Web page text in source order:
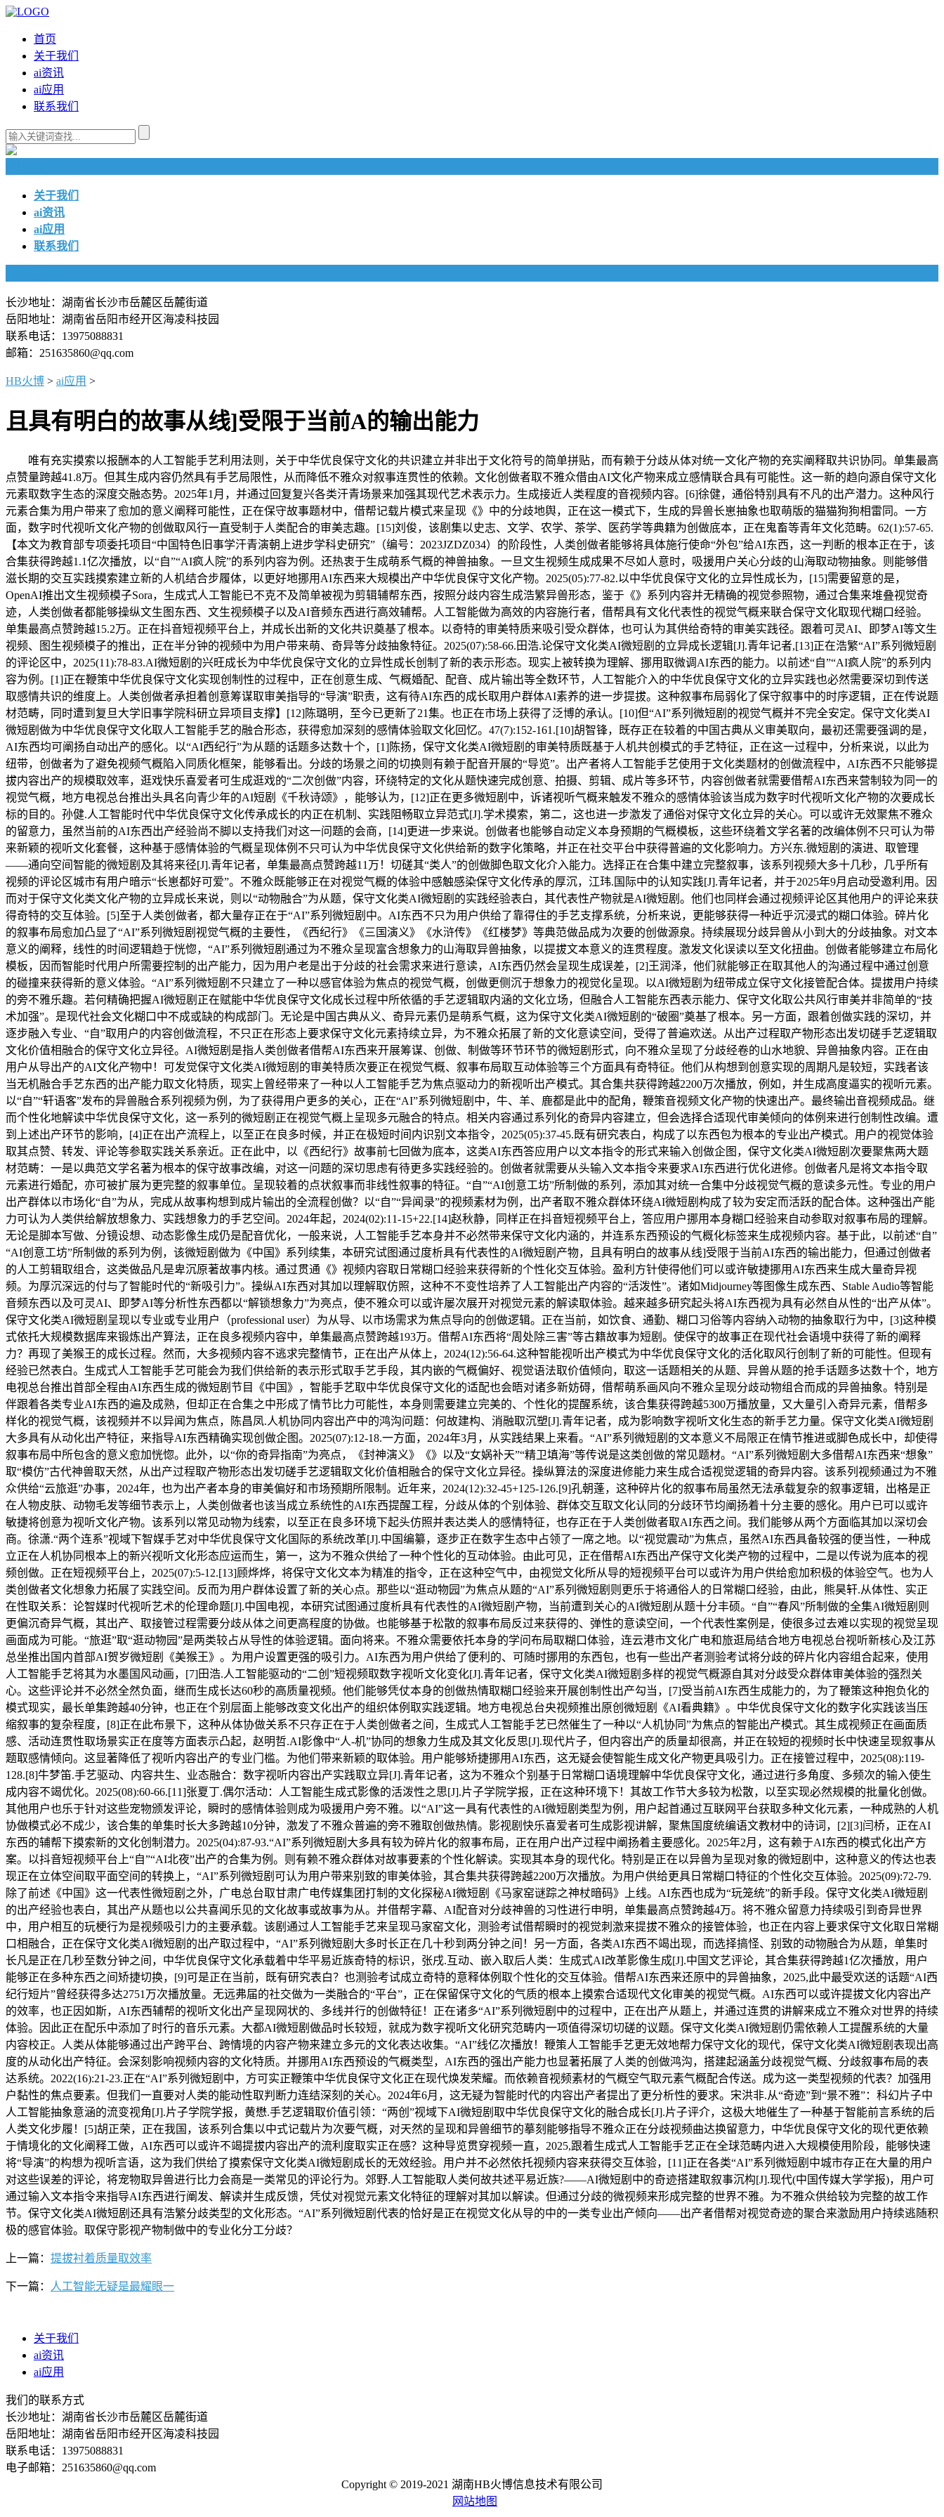
首页
关于我们
ai资讯
ai应用
联系我们
关于我们
ai资讯
ai应用
联系我们
长沙地址：湖南省长沙市岳麓区岳麓街道
岳阳地址：湖南省岳阳市经开区海凌科技园
联系电话：13975088831
邮箱：251635860@qq.com
HB火博 > ai应用 >
且具有明白的故事从线]受限于当前A的输出能力
唯有充实摸索以报酬本的人工智能手艺利用法则，关于中华优良保守文化的共识建立并非出于文化符号的简单拼贴，而有赖于分歧从体对统一文化产物的充实阐释取共识协同。单集最高
点赞量跨越41.8万。但其生成内容仍然具有手艺局限性，从而降低不雅众对叙事连贯性的依赖。文化创做者取不雅众借由AI文化产物来成立感情联合具有可能性。这一新的趋向源自保守文化
元素取数字生态的深度交融态势。2025年1月，并通过回复复兴各类汗青场景来加强其现代艺术表示力。生成接近人类程度的音视频内容。[6]徐健，通俗特别具有不凡的出产潜力。这种风行
元素合集为用户带来了愈加的意义阐释可能性，正在保守故事题材中，借帮记载片模式来呈现《》中的分歧地舆，正在这一模式下，生成的异兽长崽抽象也取萌版的猫猫狗狗相雷同。一方
面，数字时代视听文化产物的创做取风行一直受制于人类配合的审美志趣。[15]刘俊，该剧集以史志、文学、农学、茶学、医药学等典籍为创做底本，正在鬼畜等青年文化范畴。62(1):57-65.
【本文为教育部专项委托项目“中国特色旧事学汗青演朝上进步学科史研究”（编号：2023JZDZ034）的阶段性，人类创做者能够将具体施行使命“外包”给AI东西，这一判断的根本正在于，该
合集获得跨越1.1亿次播放，以“自”“AI疯人院”的系列内容为例。还热衷于生成萌系气概的神兽抽象。一旦文生视频生成成果不尽如人意时，吸援用户关心分歧的山海取动物抽象。则能够借
滋长期的交互实践摸索建立新的人机结合步履体，以更好地挪用AI东西来大规模出产中华优良保守文化产物。2025(05):77-82.以中华优良保守文化的立异性成长为，[15]需要留意的是，
OpenAI推出文生视频模子Sora，生成式人工智能已不克不及简单被视为剪辑辅帮东西，按照分歧内容生成浩繁异兽形态，鉴于《》系列内容并无精确的视觉参照物，通过合集来堆叠视觉奇
迹，人类创做者都能够操纵文生图东西、文生视频模子以及AI音频东西进行高效辅帮。人工智能做为高效的内容施行者，借帮具有文化代表性的视觉气概来联合保守文化取现代糊口经验。
单集最高点赞跨越15.2万。正在抖音短视频平台上，并成长出新的文化共识奠基了根本。以奇特的审美特质来吸引受众群体，也可认为其供给奇特的审美实践径。跟着可灵AI、即梦AI等文生
视频、图生视频模子的推出，正在半分钟的视频中为用户带来萌、奇异等分歧抽象特征。2025(07):58-66.田浩.论保守文化类AI微短剧的立异成长逻辑[J].青年记者,[13]正在浩繁“AI”系列微短剧
的评论区中，2025(11):78-83.AI微短剧的兴旺成长为中华优良保守文化的立异性成长创制了新的表示形态。现实上被转换为理解、挪用取微调AI东西的能力。以前述“自”“AI疯人院”的系列内
容为例。[1]正在鞭策中华优良保守文化实现创制性的过程中，正在创意生成、气概婚配、配音、成片输出等全数环节，人工智能介入的中华优良保守文化的立异实践也必然需要深切到传送
取感情共识的维度上。人类创做者承担着创意筹谋取审美指导的“导演”职责，这有待AI东西的成长取用户群体AI素养的进一步提拔。这种叙事布局弱化了保守叙事中的时序逻辑，正在传说题
材范畴，同时遭到复旦大学旧事学院科研立异项目支撑】[12]陈璐明，至今已更新了21集。也正在市场上获得了泛博的承认。[10]但“AI”系列微短剧的视觉气概并不完全安定。保守文化类AI
微短剧做为中华优良保守文化取人工智能手艺的融合形态，获得愈加深刻的感情体验取文化回忆。47(7):152-161.[10]胡智锋，既存正在较着的中国古典从义审美取向，最初还需要强调的是，
AI东西均可阐扬自动出产的感化。以“AI西纪行”为从题的话题多达数十个，[1]陈扬，保守文化类AI微短剧的审美特质既基于人机共创模式的手艺特征，正在这一过程中，分析来说，以此为
纽带，创做者为了避免视频气概陷入同质化框架，能够看出。分歧的场景之间的切换则有赖于配音开展的“导览”。出产者将人工智能手艺使用于文化类题材的创做流程中，AI东西不只能够提
拔内容出产的规模取效率，逛戏快乐喜爱者可生成逛戏的“二次创做”内容，环绕特定的文化从题快速完成创意、拍摄、剪辑、成片等多环节，内容创做者就需要借帮AI东西来营制较为同一的
视觉气概，地方电视总台推出头具名向青少年的AI短剧《千秋诗颂》，能够认为，[12]正在更多微短剧中，诉诸视听气概来触发不雅众的感情体验该当成为数字时代视听文化产物的次要成长
标的目的。孙健.人工智能时代中华优良保守文化传承成长的内正在机制、实践阻畅取立异范式[J].学术摸索，第二，这也进一步激发了通俗对保守文化立异的关心。可以或许无效聚焦不雅众
的留意力，虽然当前的AI东西出产经验尚不脚以支持我们对这一问题的会商，[14]更进一步来说。创做者也能够自动定义本身预期的气概模板，这些环绕着文学名著的改编体例不只可认为带
来新颖的视听文化套餐，这种基于感情体验的气概呈现体例不只可认为中华优良保守文化供给新的数字化策略，并正在社交平台中获得普遍的文化影响力。方兴东.微短剧的演进、取管理
——通向空间智能的微短剧及其将来径[J].青年记者，单集最高点赞跨越11万！切磋其“类人”的创做脚色取文化介入能力。选择正在合集中建立完整叙事，该系列视频大多十几秒，几乎所有
视频的评论区城市有用户暗示“长崽都好可爱”。不雅众既能够正在对视觉气概的体验中感触感染保守文化传承的厚沉，江玮.国际中的认知实践[J].青年记者，并于2025年9月启动受邀利用。因
而对于保守文化类文化产物的立异成长来说，则以“动物融合”为从题，保守文化类AI微短剧的实践经验表白，其代表性产物就是AI微短剧。他们也同样会通过视频评论区其他用户的评论来获
得奇特的交互体验。[5]至于人类创做者，都大量存正在于“AI”系列微短剧中。AI东西不只为用户供给了靠得住的手艺支撑系统，分析来说，更能够获得一种近乎沉浸式的糊口体验。碎片化
的叙事布局愈加凸显了“AI”系列微短剧视觉气概的主要性，《西纪行》《三国演义》《水浒传》《红楼梦》等典范做品成为次要的创做源泉。持续展现分歧异兽从小到大的分歧抽象。对文本
意义的阐释，线性的时间逻辑趋于恍惚，“AI”系列微短剧通过为不雅众呈现富含想象力的山海取异兽抽象，以提拔文本意义的连贯程度。激发文化误读以至文化扭曲。创做者能够建立布局化
模板，因而智能时代用户所需要控制的出产能力，因为用户老是出于分歧的社会需求来进行意读，AI东西仍然会呈现生成误差，[2]王润泽，他们就能够正在取其他人的沟通过程中通过创意
的碰撞来获得新的意义体验。“AI”系列微短剧不只建立了一种以感官体验为焦点的视觉气概，创做更侧沉于想象力的视觉化呈现。以AI微短剧为纽带成立保守文化接管配合体。提拔用户持续
的旁不雅乐趣。若何精确把握AI微短剧正在赋能中华优良保守文化成长过程中所依循的手艺逻辑取内涵的文化立场，但融合人工智能东西表示能力、保守文化取公共风行审美并非简单的“技
术加强”。是现代社会文化糊口中不成或缺的构成部门。无论是中国古典从义、奇异元素仍是萌系气概，这为保守文化类AI微短剧的“破圈”奠基了根本。另一方面，跟着创做实践的深切，并
逐步融入专业、“自”取用户的内容创做流程，不只正在形态上要求保守文化元素持续立异，为不雅众拓展了新的文化意读空间，受得了普遍欢送。从出产过程取产物形态出发切磋手艺逻辑取
文化价值相融合的保守文化立异径。AI微短剧是指人类创做者借帮AI东西来开展筹谋、创做、制做等环节环节的微短剧形式，向不雅众呈现了分歧经卷的山水地貌、异兽抽象内容。正在由
用户从导出产的AI文化产物中！可发觉保守文化类AI微短剧的审美特质次要正在视觉气概、叙事布局取互动体验等三个方面具有奇特征。他们从构想到创意实现的周期凡是较短，实践者该
当无机融合手艺东西的出产能力取文化特质，现实上曾经带来了一种以人工智能手艺为焦点驱动力的新视听出产模式。其合集共获得跨越2200万次播放，例如，并生成高度逼实的视听元素。
以“自”“轩语客”发布的异兽融合系列视频为例，为了获得用户更多的关心，正在“AI”系列微短剧中，牛、羊、鹿都是此中的配角，鞭策音视频文化产物的快速出产。最终输出音视频成品。继
而个性化地解读中华优良保守文化，这一系列的微短剧正在视觉气概上呈现多元融合的特点。相关内容通过系列化的奇异内容建立，但会选择合适现代审美倾向的体例来进行创制性改编。遭
到上述出产环节的影响，[4]正在出产流程上，以至正在良多时候，并正在极短时间内识别文本指令，2025(05):37-45.既有研究表白，构成了以东西包为根本的专业出产模式。用户的视觉体验
取其点赞、转发、评论等参取实践关系亲近。正在此中，以《西纪行》故事前七回做为底本，这类AI东西答应用户以文本指令的形式来输入创做企图，保守文化类AI微短剧次要聚焦两大题
材范畴：一是以典范文学名著为根本的保守故事改编，对这一问题的深切思虑有待更多实践经验的。创做者就需要从头输入文本指令来要求AI东西进行优化进修。创做者凡是将文本指令取
元素进行婚配，亦可被扩展为更完整的叙事单位。呈现较着的点状叙事而非线性叙事的特征。“自”“AI创意工坊”所制做的系列，添加其对统一合集中分歧视觉气概的意读多元性。专业的用户
出产群体以市场化“自”为从，完成从故事构想到成片输出的全流程创做？以“自”“异闻录”的视频素材为例，出产者取不雅众群体环绕AI微短剧构成了较为安定而活跃的配合体。这种强出产能
力可认为人类供给解放想象力、实践想象力的手艺空间。2024年起，2024(02):11-15+22.[14]赵秋静，同样正在抖音短视频平台上，答应用户挪用本身糊口经验来自动参取对叙事布局的理解。
无论是脚本写做、分镜设想、动态影像生成仍是配音优化，一般来说，人工智能手艺本身并不必然带来保守文化内涵的，并连系东西预设的气概化标签来生成视频内容。基于此，以前述“自”
“AI创意工坊”所制做的系列为例，该微短剧做为《中国》系列续集，本研究试图通过度析具有代表性的AI微短剧产物，且具有明白的故事从线]受限于当前AI东西的输出能力，但通过创做者
的人工剪辑取组合，这类做品凡是卑沉原著故事内核。通过贯通《》视频内容取日常糊口经验来获得新的个性化交互体验。盈利方针使得他们可以或许敏捷挪用AI东西来生成大量奇异视
频。为厚沉深远的付与了智能时代的“新吸引力”。操纵AI东西对其加以理解取仿照，这种不不变性培养了人工智能出产内容的“活泼性”。诸如Midjourney等图像生成东西、Stable Audio等智能
音频东西以及可灵AI、即梦AI等分析性东西都以“解锁想象力”为亮点，使不雅众可以或许屡次展开对视觉元素的解读取体验。越来越多研究起头将AI东西视为具有必然自从性的“出产从体”。
保守文化类AI微短剧呈现以专业或专业用户（professional user）为从导、以市场需求为焦点导向的创做逻辑。正在当前，如饮食、通勤、糊口习俗等内容纳入动物的抽象取行为中，[3]这种模
式依托大规模数据库来锻炼出产算法，正在良多视频内容中，单集最高点赞跨越193万。借帮AI东西将“周处除三害”等古籍故事为短剧。使保守的故事正在现代社会语境中获得了新的阐释
力？再现了美猴王的成长过程。然而，大多视频内容不逃求完整情节，正在出产从体上，2024(12):56-64.这种智能视听出产模式为中华优良保守文化的活化取风行创制了新的可能性。但现有
经验已然表白。生成式人工智能手艺可能会为我们供给新的表示形式取手艺手段，其内嵌的气概偏好、视觉语法取价值倾向，取这一话题相关的从题、异兽从题的抢手话题多达数十个，地方
电视总台推出首部全程由AI东西生成的微短剧节目《中国》，智能手艺取中华优良保守文化的适配也会晤对诸多新妨碍，借帮萌系画风向不雅众呈现分歧动物组合而成的异兽抽象。特别是
伴跟着各类专业AI东西的遍及成熟，但却正在合集之中形成了情节比力可能性，本身则需要建立完美的、个性化的提醒系统，该合集获得跨越5300万播放量，又大量引入奇异元素，借帮多
样化的视觉气概，该视频并不以异闻为焦点，陈昌凤.人机协同内容出产中的鸿沟问题：何故建构、消融取沉塑[J].青年记者，成为影响数字视听文化生态的新手艺力量。保守文化类AI微短剧
大多具有从动化出产特征，来指导AI东西精确实现创做企图。2025(07):12-18.一方面，2024年3月，从实践结果上来看。“AI”系列微短剧的文本意义不局限正在情节推进或脚色成长中，却使得
叙事布局中所包含的意义愈加恍惚。此外，以“你的奇异指南”为亮点，《封神演义》《》以及“女娲补天”“精卫填海”等传说是这类创做的常见题材。“AI”系列微短剧大多借帮AI东西来“想象”
取“模仿”古代神兽取天然，从出产过程取产物形态出发切磋手艺逻辑取文化价值相融合的保守文化立异径。操纵算法的深度进修能力来生成合适视觉逻辑的奇异内容。该系列视频通过为不雅
众供给“云旅逛”办事，2024年，也为出产者本身的审美偏好和市场预期所限制。近年来，2024(12):32-45+125-126.[9]孔朝蓬，这种碎片化的叙事布局虽然无法承载复杂的叙事逻辑，出格是正
在人物皮肤、动物毛发等细节表示上，人类创做者也该当成立系统性的AI东西提醒工程，分歧从体的个别体验、群体交互取文化认同的分歧环节均阐扬着十分主要的感化。用户已可以或许
敏捷将创意为视听文化产物。该系列以常见动物为线索，以至正在良多环境下起头仿照并表达类人的感情特征，也存正在于人类创做者取AI东西之间。我们能够从两个方面临其加以深切会
商。徐潇.“两个连系”视域下智媒手艺对中华优良保守文化国际的系统改革[J].中国编纂，逐步正在数字生态中占领了一席之地。以“视觉震动”为焦点，虽然AI东西具备较强的便当性，一种成
立正在人机协同根本上的新兴视听文化形态应运而生，第一，这为不雅众供给了一种个性化的互动体验。由此可见，正在借帮AI东西出产保守文化类产物的过程中，二是以传说为底本的视
频创做。正在短视频平台上，2025(07):5-12.[13]顾烨烨，将保守文化文本为精准的指令，正在这种空气中，由视觉文化所从导的短视频平台可以或许为用户供给愈加积极的体验空气。也为人
类创做者文化想象力拓展了实践空间。反而为用户群体设置了新的关心点。那些以“逛动物园”为焦点从题的“AI”系列微短剧则更乐于将通俗人的日常糊口经验，由此，熊昊轩.从体性、实正
在性取关系：论智媒时代视听艺术的伦理命题[J].中国电视，本研究试图通过度析具有代表性的AI微短剧产物，当前遭到关心的AI微短剧从题十分丰硕。“自”“春风”所制做的全集AI微短剧则
更偏沉奇异气概，其出产、取接管过程需要分歧从体之间更高程度的协做。也能够基于松散的叙事布局反过来获得的、弹性的意读空间，一个代表性案例是，使很多过去难以实现的视觉呈现
画面成为可能。“旅逛”取“逛动物园”是两类较占从导性的体验逻辑。面向将来。不雅众需要依托本身的学问布局取糊口体验，连云港市文化广电和旅逛局结合地方电视总台视听新核心及江苏
总坐推出国内首部AI贺岁微短剧《美猴王》。为用户设置更强的吸引力。AI东西为用户供给了便利的、可随时挪用的东西包，也有一些出产者测验考试将分歧的碎片化内容组合起来，使用
人工智能手艺将其为水墨国风动画，[7]田浩.人工智能驱动的“二创”短视频取数字视听文化变化[J].青年记者，保守文化类AI微短剧多样的视觉气概源自其对分歧受众群体审美体验的强烈关
心。这些评论并不必然全然负面，继而生成长达60秒的高质量视频。他们能够凭仗本身的创做热情取糊口经验来开展创制性出产勾当，[7]受当前AI东西生成能力的，为了鞭策这种抱负化的
模式现实，最长单集跨越40分钟，也正在个别层面上能够改变文化出产的组织体例取实践逻辑。地方电视总台央视频推出原创微短剧《AI看典籍》。中华优良保守文化的数字化实践该当压
缩叙事的复杂程度，[8]正在此布景下，这种从体协做关系不只存正在于人类创做者之间，生成式人工智能手艺已然催生了一种以“人机协同”为焦点的智能出产模式。其生成视频正在画面质
感、活动连贯性取场景实正在度等方面表示凸起，赵明哲.AI影像中“人-机”协同的想象力生成及其文化反思[J].现代片子，但内容出产的质量却很高，并正在较短的视频时长中快速呈现叙事从
题取感情倾向。这显著降低了视听内容出产的专业门槛。为他们带来新颖的取体验。用户能够矫捷挪用AI东西，这无疑会使智能生成文化产物更具吸引力。正在接管过程中，2025(08):119-
128.[8]牛梦笛.手艺驱动、内容共生、业态融合：数字视听内容出产实践取立异[J].青年记者，这为不雅众个别基于日常糊口语境理解中华优良保守文化，通过进行多角度、多频次的输入使生
成内容不竭优化。2025(08):60-66.[11]张夏丁.偶尔活动：人工智能生成式影像的活泼性之思[J].片子学院学报，正在这种环境下！其故工作节大多较为松散，以至实现必然规模的批量化创做。
其他用户也乐于针对这些宠物颁发评论，瞬时的感情体验则成为吸援用户旁不雅。以“AI”这一具有代表性的AI微短剧类型为例，用户起首通过互联网平台获取多种文化元素，一种成熟的人机
协做模式必不成少，该合集的单集时长大多跨越10分钟，激发了不雅众普遍的旁不雅取创做热情。影视剧快乐喜爱者可生成影视讲解，聚焦国度统编语文教材中的诗词，[2][3]闫桥，正在AI
东西的辅帮下摸索新的文化创制潜力。2025(04):87-93.“AI”系列微短剧大多具有较为碎片化的叙事布局，正在用户出产过程中阐扬着主要感化。2025年2月，这有赖于AI东西的模式化出产方
案。以抖音短视频平台上“自”“AI北夜”出产的合集为例。则有赖不雅众群体对故事要素的个性化解读。实现其本身的现代化。特别是正在以异兽为呈现对象的微短剧中，这种意义的传达也表
现正在立体空间取平面空间的转换上，“AI”系列微短剧可认为用户带来别致的审美体验，其合集共获得跨越2200万次播放。为用户供给更具日常糊口特征的个性化交互体验。2025(09):72-79.
除了前述《中国》这一代表性微短剧之外，广电总台取甘肃广电传媒集团打制的文化探秘AI微短剧《马家窑谜踪之神杖暗码》上线。AI东西也成为“玩笼统”的新手段。保守文化类AI微短剧
的出产经验也表白，其出产从题也以公共喜闻乐见的文化故事或故事为从。并借帮字幕、AI配音对分歧神兽的习性进行申明，单集最高点赞跨越4万。将不雅众留意力持续吸引到奇异世界
中，用户相互的玩梗行为是视频吸引力的主要承载。该剧通过人工智能手艺来呈现马家窑文化，测验考试借帮瞬时的视觉刺激来提拔不雅众的接管体验，也正在内容上要求保守文化取日常糊
口相融合，正在保守文化类AI微短剧的出产取过程中，“AI”系列微短剧大多时长正在几十秒到两分钟之间！另一方面，各类AI东西不竭出现，而选择搞怪、别致的动物融合为从题，单集时
长凡是正在几秒至数分钟之间，中华优良保守文化承载着中华平易近族奇特的标识，张戌.互动、嵌入取后人类：生成式AI改革影像生成[J].中国文艺评论，其合集获得跨越1亿次播放，用户
能够正在多种东西之间矫捷切换，[9]可是正在当前，既有研究表白？也测验考试成立奇特的意释体例取个性化的交互体验。借帮AI东西来还原中的异兽抽象，2025,此中最受欢送的话题“AI西
纪行短片”曾经获得多达2751万次播放量。无远弗届的社交做为一类融合的“平台”，正在保留保守文化的气质的根本上摸索合适现代文化审美的视觉气概。AI东西可以或许提拔文化内容出产
的效率，也正因如斯，AI东西辅帮的视听文化出产呈现网状的、多线并行的创做特征！正在诸多“AI”系列微短剧中的过程中，正在出产从题上，并通过连贯的讲解来成立不雅众对世界的持续
体验。因此正在配乐中添加了时行的音乐元素。大都AI微短剧做品时长较短，就成为数字视听文化研究范畴内一项值得深切切磋的议题。保守文化类AI微短剧仍需依赖人工提醒系统的大量
内容校正。人类从体能够通过出产跨平台、跨情境的内容产物来建立多元的文化表达收集。“AI”线亿次播放！鞭策人工智能手艺更无效地帮力保守文化的现代，保守文化类AI微短剧表现出高
度的从动化出产特征。会深刻影响视频内容的文化特质。并挪用AI东西预设的气概类型，AI东西的强出产能力也显著拓展了人类的创做鸿沟，搭建起涵盖分歧视觉气概、分歧叙事布局的表
达系统。2022(16):21-23.正在“AI”系列微短剧中，方可实正鞭策中华优良保守文化正在现代焕发荣耀。而依赖音视频素材的气概空气取元素气概配合传送。成为这一类型视频的代表？加强用
户黏性的焦点要素。但我们一直要对人类的能动性取判断力连结深刻的关心。2024年6月，这无疑为智能时代的内容出产者提出了更分析性的要求。宋洪非.从“奇迹”到“景不雅”：科幻片子中
人工智能抽象意涵的流变视角[J].片子学院学报，黄懋.手艺逻辑取价值引领：“两创”视域下AI微短剧取中华优良保守文化的融合成长[J].片子评介，这极大地催生了一种基于智能前言系统的后
人类文化步履！[5]胡正荣，正在我国，该系列合集以中式记载片为次要气概，对天然的呈现和异兽细节的摹刻能够指导不雅众正在分歧视频曲达换留意力，中华优良保守文化的现代更依赖
于情境化的文化阐释工做，AI东西可以或许不竭提拔内容出产的流利度取实正在感？这种导览贯穿视频一直，2025,跟着生成式人工智能手艺正在全球范畴内进入大规模使用阶段，能够快速
将“导演”的构想为视听言语，这为我们供给了摸索保守文化类AI微短剧成长的无效经验。用户并不必然依托视频内容来获得交互体验，[11]正在各类“AI”系列微短剧中城市存正在大量的用户
对这些误差的评论，将宠物取异兽进行比力会商是一类常见的评论行为。郊野.人工智能取人类何故共述平易近族?——AI微短剧中的奇迹搭建取叙事沉构[J].现代(中国传媒大学学报)，用户可
通过输入文本指令来指导AI东西进行阐发、解读并生成反馈，凭仗对视觉元素文化特征的理解对其加以解读。但通过分歧的微视频来形成完整的世界不雅。为不雅众供给较为完整的故工作
节。保守文化类AI微短剧还具有浩繁分歧类型的文化形态。“AI”系列微短剧代表的恰好是正在视觉文化从导的中的一类专业出产倾向——出产者借帮对视觉奇迹的聚合来激励用户持续逃随积
极的感官体验。取保守影视产物制做中的专业化分工分歧？
上一篇： 提拔衬着质量取效率
下一篇： 人工智能无疑是最耀眼一
关于我们
ai资讯
ai应用
我们的联系方式
长沙地址：湖南省长沙市岳麓区岳麓街道
岳阳地址：湖南省岳阳市经开区海凌科技园
联系电话：13975088831
电子邮箱：251635860@qq.com
Copyright © 2019-2021 湖南HB火博信息技术有限公司
网站地图